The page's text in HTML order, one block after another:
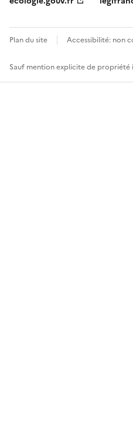
Plan du site Accessibilité: non
Sauf mention explicite de propriété